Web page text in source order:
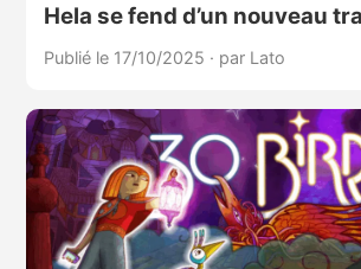
Hela se fend d’un nouveau
Publié le 17/10/2025 · par Lato